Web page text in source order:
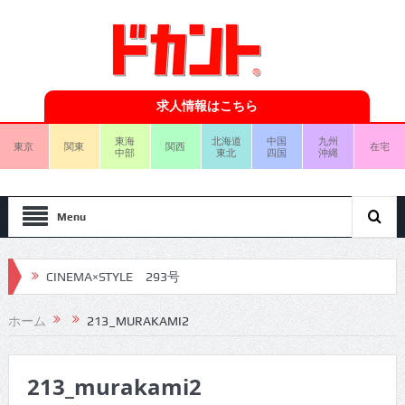
求人情報はこちら
東京 関東
東海
中部
関西
北海道
東北
中国
四国
九州
沖縄
在宅
Menu
CINEMA×STYLE 293号
CINEMA×STYLE 292号
CINEMA×STYLE 291号
CINEMA×STYLE 290号
ホーム 213_MURAKAMI2
213_murakami2